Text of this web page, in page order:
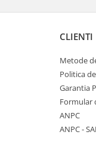
CLIENTI
Metode
Politica
Garantia
Formular
ANPC
ANPC -